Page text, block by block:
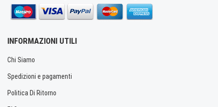
INFORMAZIONI UTILI
Chi Siamo
Spedizioni e pagamenti
Politica Di Ritorno